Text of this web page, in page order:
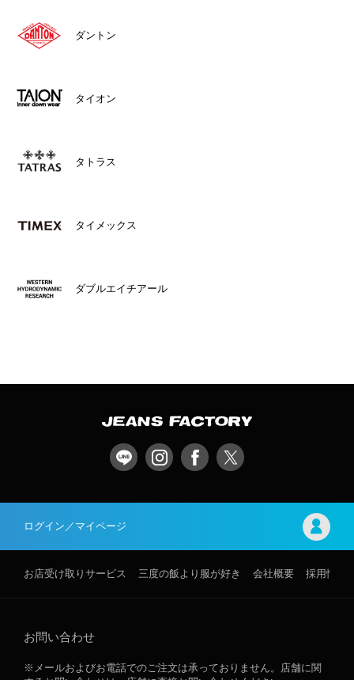
ダントン
タイオン
タトラス
タイメックス
ダブルエイチアール
ログイン／マイページ
お店受け取りサービス 三度の飯より服が好き 会社概要 採用情報
お問い合わせ
※メールおよびお電話でのご注文は承っておりません。店舗に関